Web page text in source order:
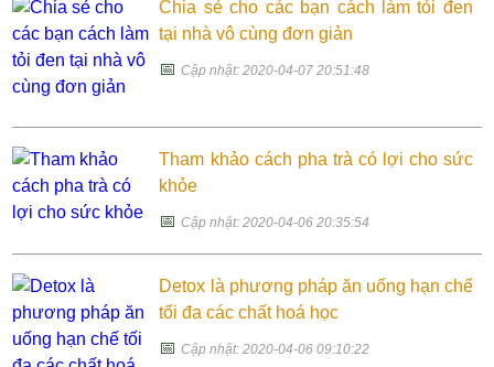
Chia sẻ cho các bạn cách làm tỏi đen
tại nhà vô cùng đơn giản
📅Cập nhật: 2020-04-07 20:51:48
Tham khảo cách pha trà có lợi cho sức
khỏe
📅Cập nhật: 2020-04-06 20:35:54
Detox là phương pháp ăn uống hạn chế
tối đa các chất hoá học
📅Cập nhật: 2020-04-06 09:10:22